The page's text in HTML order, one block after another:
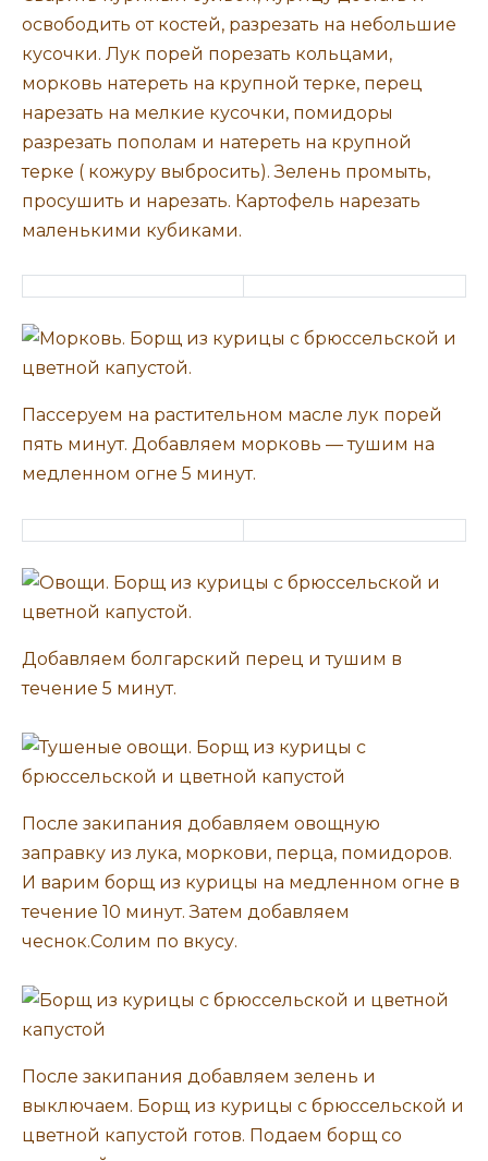
освободить от костей, разрезать на небольшие
кусочки. Лук порей порезать кольцами,
морковь натереть на крупной терке, перец
нарезать на мелкие кусочки, помидоры
разрезать пополам и натереть на крупной
терке ( кожуру выбросить). Зелень промыть,
просушить и нарезать. Картофель нарезать
маленькими кубиками.
Пассеруем на растительном масле лук порей
пять минут. Добавляем морковь — тушим на
медленном огне 5 минут.
Добавляем болгарский перец и тушим в
течение 5 минут.
После закипания добавляем овощную
заправку из лука, моркови, перца, помидоров.
И варим борщ из курицы на медленном огне в
течение 10 минут. Затем добавляем
чеснок.Солим по вкусу.
После закипания добавляем зелень и
выключаем. Борщ из курицы с брюссельской и
цветной капустой готов. Подаем борщ со